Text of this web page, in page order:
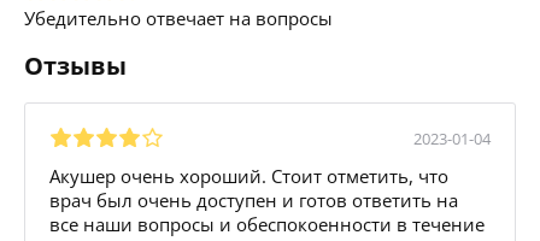
Убедительно отвечает на вопросы
Отзывы
2023-01-04
Акушер очень хороший. Стоит отметить, что
врач был очень доступен и готов ответить на
все наши вопросы и обеспокоенности в течение